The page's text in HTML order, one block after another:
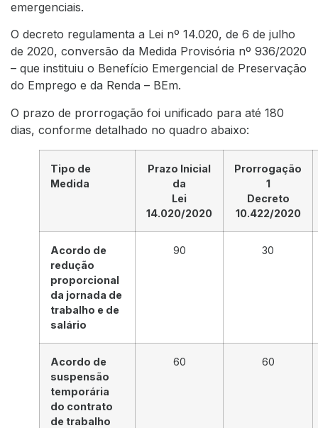
emergenciais.
O decreto regulamenta a Lei nº 14.020, de 6 de julho
de 2020, conversão da Medida Provisória nº 936/2020
– que instituiu o Benefício Emergencial de Preservação
do Emprego e da Renda – BEm.
O prazo de prorrogação foi unificado para até 180
dias, conforme detalhado no quadro abaixo:
Tipo de
Medida
Prazo Inicial
da
Lei
14.020/2020
Prorrogação
1
Decreto
10.422/2020
Acordo de
redução
proporcional
da jornada de
trabalho e de
salário
90 30
Acordo de
suspensão
temporária
do contrato
de trabalho
60 60